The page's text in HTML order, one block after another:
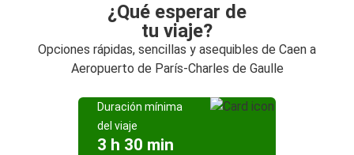
¿Qué esperar de
tu viaje?
Opciones rápidas, sencillas y asequibles de Caen a
Aeropuerto de París-Charles de Gaulle
Duración mínima
del viaje
3 h 30 min